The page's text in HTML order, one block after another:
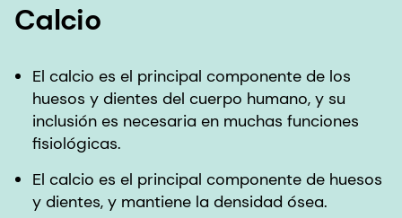
Calcio
El calcio es el principal componente de los
huesos y dientes del cuerpo humano, y su
inclusión es necesaria en muchas funciones
fisiológicas.
El calcio es el principal componente de huesos
y dientes, y mantiene la densidad ósea.